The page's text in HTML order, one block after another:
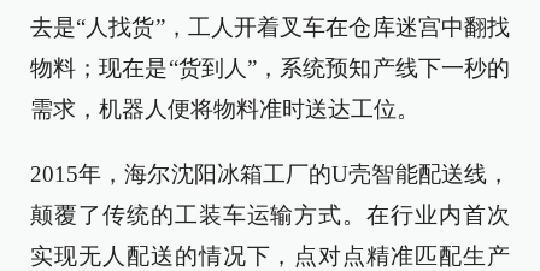
去是“人找货”，工人开着叉车在仓库迷宫中翻找
物料；现在是“货到人”，系统预知产线下一秒的
需求，机器人便将物料准时送达工位。
2015年，海尔沈阳冰箱工厂的U壳智能配送线，
颠覆了传统的工装车运输方式。在行业内首次
实现无人配送的情况下，点对点精准匹配生产